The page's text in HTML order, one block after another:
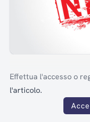
Effettua l'accesso o
l'articolo.